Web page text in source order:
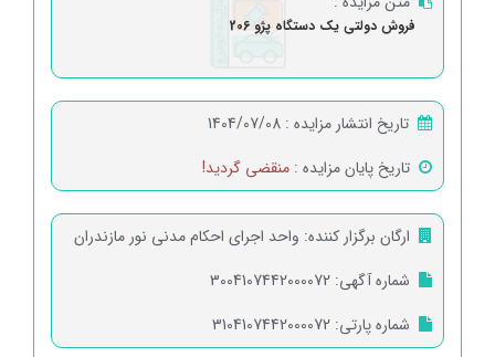
فروش دولتی یک دستگاه پژو 206
تاریخ انتشار مزایده : 1404/07/08
تاریخ پایان مزایده : منقضی گردید!
ارگان برگزار کننده: واحد اجرای احکام مدنی نور مازندران
شماره آگهی: 3004107442000072
شماره پارتی: 3104107442000072